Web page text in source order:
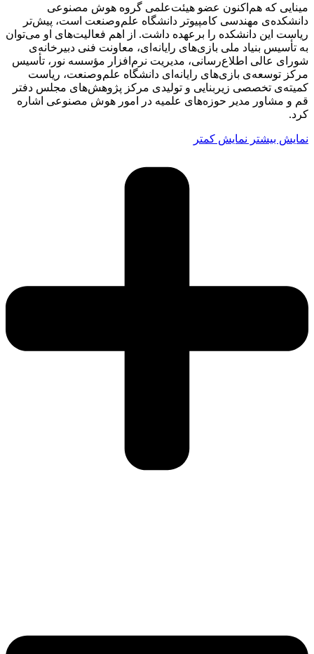
مینایی که هم‌اکنون عضو هیئت‌علمی گروه هوش مصنوعی
دانشکده‌ی مهندسی کامپیوتر دانشگاه علم‌وصنعت است، پیش‌تر
ریاست این دانشکده را برعهده داشت. از اهم فعالیت‌های او می‌توان
به تأسیس بنیاد ملی بازی‌های رایانه‌ای، معاونت فنی دبیرخانه‌ی
شورای عالی اطلاع‌رسانی، مدیریت نرم‌افزار مؤسسه نور، تأسیس
مرکز توسعه‌ی بازی‌های رایانه‌ای دانشگاه علم‌وصنعت، ریاست
کمیته‌ی تخصصی زیربنایی و تولیدی مرکز پژوهش‌های مجلس دفتر
قم و مشاور مدیر حوزه‌های ‌علمیه در امور هوش مصنوعی اشاره
کرد.
نمایش بیشتر نمایش کمتر